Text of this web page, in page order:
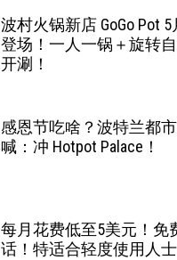
波村火锅新店 GoGo Pot
登场！一人一锅＋旋转
开涮！
感恩节吃啥？波特兰都
喊：冲 Hotpot Palace！
每月花费低至5美元！免
话！特适合轻度使用人士